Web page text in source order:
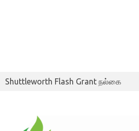
Shuttleworth Flash Grant நல்கை